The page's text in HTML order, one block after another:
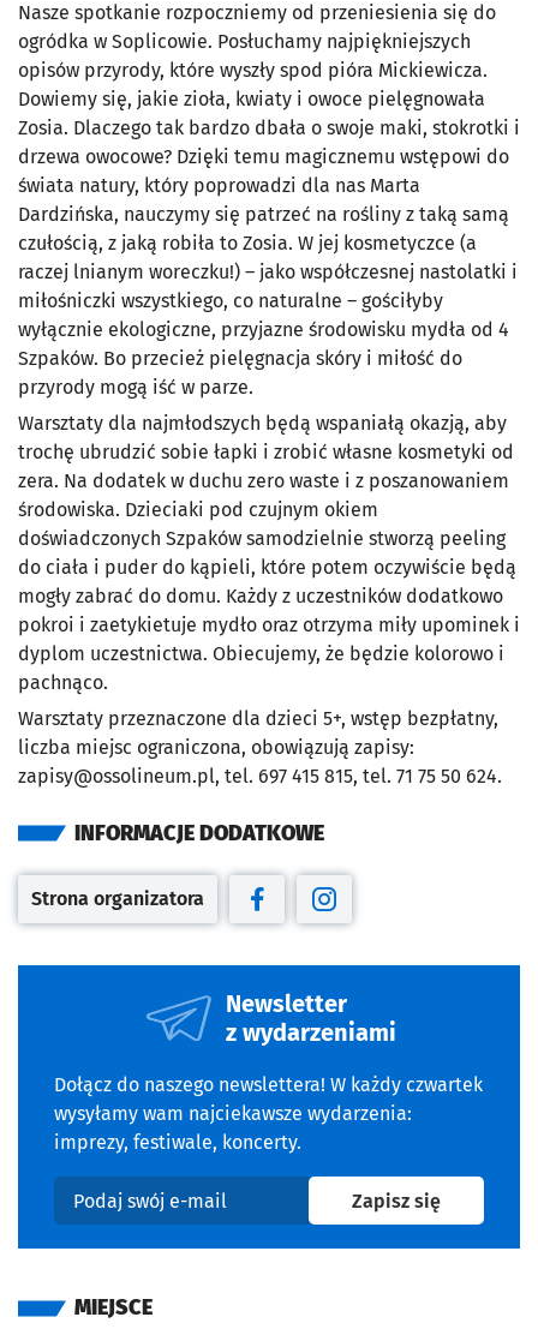
Nasze spotkanie rozpoczniemy od przeniesienia się do
ogródka w Soplicowie. Posłuchamy najpiękniejszych
opisów przyrody, które wyszły spod pióra Mickiewicza.
Dowiemy się, jakie zioła, kwiaty i owoce pielęgnowała
Zosia. Dlaczego tak bardzo dbała o swoje maki, stokrotki i
drzewa owocowe? Dzięki temu magicznemu wstępowi do
świata natury, który poprowadzi dla nas Marta
Dardzińska, nauczymy się patrzeć na rośliny z taką samą
czułością, z jaką robiła to Zosia. W jej kosmetyczce (a
raczej lnianym woreczku!) – jako współczesnej nastolatki i
miłośniczki wszystkiego, co naturalne – gościłyby
wyłącznie ekologiczne, przyjazne środowisku mydła od 4
Szpaków. Bo przecież pielęgnacja skóry i miłość do
przyrody mogą iść w parze.
Warsztaty dla najmłodszych będą wspaniałą okazją, aby
trochę ubrudzić sobie łapki i zrobić własne kosmetyki od
zera. Na dodatek w duchu zero waste i z poszanowaniem
środowiska. Dzieciaki pod czujnym okiem
doświadczonych Szpaków samodzielnie stworzą peeling
do ciała i puder do kąpieli, które potem oczywiście będą
mogły zabrać do domu. Każdy z uczestników dodatkowo
pokroi i zaetykietuje mydło oraz otrzyma miły upominek i
dyplom uczestnictwa. Obiecujemy, że będzie kolorowo i
pachnąco.
Warsztaty przeznaczone dla dzieci 5+, wstęp bezpłatny,
liczba miejsc ograniczona, obowiązują zapisy:
zapisy@ossolineum.pl, tel. 697 415 815, tel. 71 75 50 624.
INFORMACJE DODATKOWE
Otwiera się w nowej karcie
Strona organizatora
Otwiera się w nowej karcie
Otwiera się w nowej
Newsletter
z wydarzeniami
Dołącz do naszego newslettera! W każdy czwartek
wysyłamy wam najciekawsze wydarzenia:
imprezy, festiwale, koncerty.
Podaj swój e-mail
Zapisz sięna
MIEJSCE